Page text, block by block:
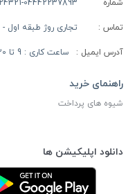
شماره
تماس : تجاری روژ طبقه اول -
آدرس ایمیل : ساعت کاری : 9 تا 20
راهنمای خرید
شیوه های پرداخت
دانلود اپلیکیشن ها